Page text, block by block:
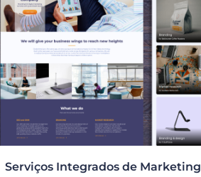
Serviços Integrados de Marketing